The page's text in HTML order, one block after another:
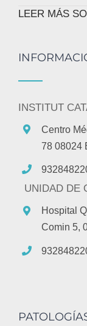
LEER MÁS
INSTITUT
Centro
78 08024
UNIDAD DE
Hospital
Comin 5,